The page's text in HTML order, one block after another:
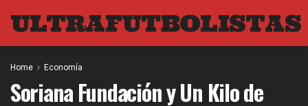
ULTRAFUTBOLISTAS
Home Economía
Soriana Fundación y Un Kilo de